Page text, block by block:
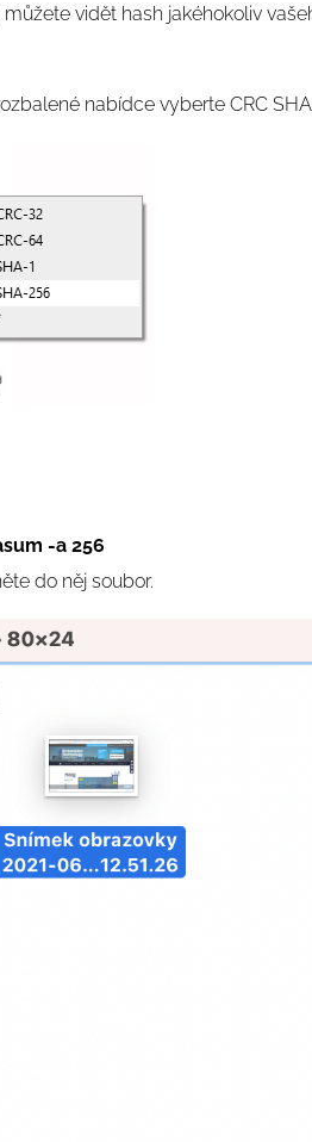
vidět hash jakéhokoliv
nabídce vyberte CRC
-a 256
do něj soubor.